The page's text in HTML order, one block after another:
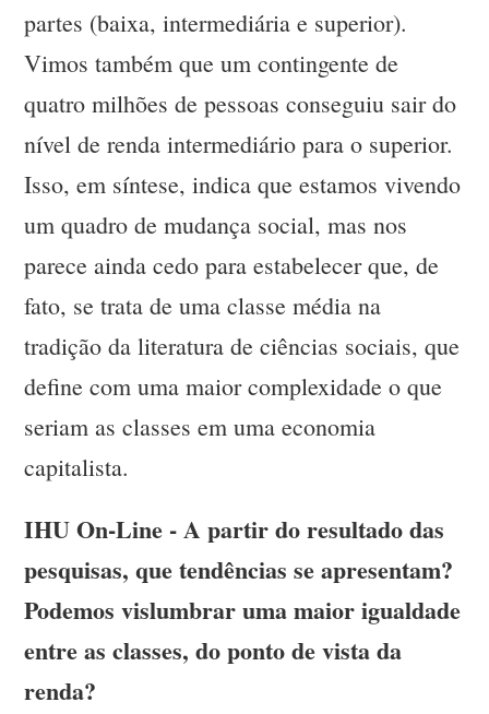
partes (baixa, intermediária e superior).
Vimos também que um contingente de
quatro milhões de pessoas conseguiu sair do
nível de renda intermediário para o superior.
Isso, em síntese, indica que estamos vivendo
um quadro de mudança social, mas nos
parece ainda cedo para estabelecer que, de
fato, se trata de uma classe média na
tradição da literatura de ciências sociais, que
define com uma maior complexidade o que
seriam as classes em uma economia
capitalista.
IHU On-Line - A partir do resultado das
pesquisas, que tendências se apresentam?
Podemos vislumbrar uma maior igualdade
entre as classes, do ponto de vista da
renda?